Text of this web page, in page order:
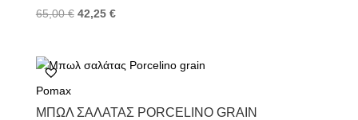
65,00€ 42,25 €
Pomax
ΜΠΩΛ ΣΑΛΆΤΑΣ PORCELINO GRAIN